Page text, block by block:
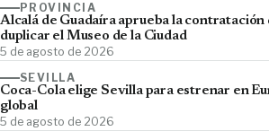
PROVINCIA
Alcalá de Guadaíra aprueba la contratación
duplicar el Museo de la Ciudad
5 de agosto de 2026
SEVILLA
Coca-Cola elige Sevilla para estrenar en
global
5 de agosto de 2026